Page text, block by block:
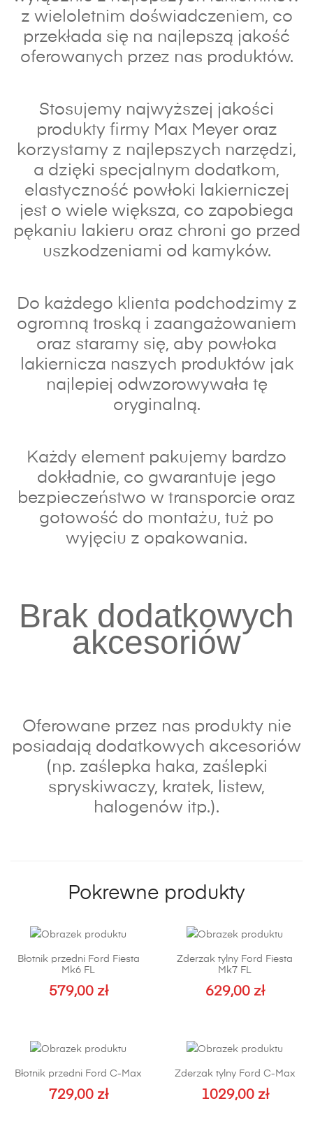
z wieloletnim doświadczeniem, co
przekłada się na najlepszą jakość
oferowanych przez nas produktów.
Stosujemy najwyższej jakości
produkty firmy Max Meyer oraz
korzystamy z najlepszych narzędzi,
a dzięki specjalnym dodatkom,
elastyczność powłoki lakierniczej
jest o wiele większa, co zapobiega
pękaniu lakieru oraz chroni go przed
uszkodzeniami od kamyków.
Do każdego klienta podchodzimy z
ogromną troską i zaangażowaniem
oraz staramy się, aby powłoka
lakiernicza naszych produktów jak
najlepiej odwzorowywała tę
oryginalną.
Każdy element pakujemy bardzo
dokładnie, co gwarantuje jego
bezpieczeństwo w transporcie oraz
gotowość do montażu, tuż po
wyjęciu z opakowania.
Brak dodatkowych
akcesoriów
Oferowane przez nas produkty nie
posiadają dodatkowych akcesoriów
(np. zaślepka haka, zaślepki
spryskiwaczy, kratek, listew,
halogenów itp.).
Pokrewne produkty
Błotnik przedni Ford Fiesta
Mk6 FL
579,00 zł
ma
wariantów.
Opcje
Zderzak tylny Ford Fiesta
Mk7 FL
629,00 zł
Błotnik przedni Ford C-Max
729,00 zł
Zderzak tylny Ford C-Max
1029,00 zł